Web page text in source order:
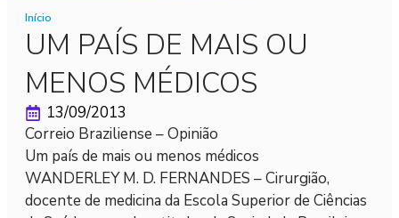
Início
UM PAÍS DE MAIS OU
MENOS MÉDICOS
13/09/2013
Correio Braziliense – Opinião
Um país de mais ou menos médicos
WANDERLEY M. D. FERNANDES – Cirurgião,
docente de medicina da Escola Superior de Ciências